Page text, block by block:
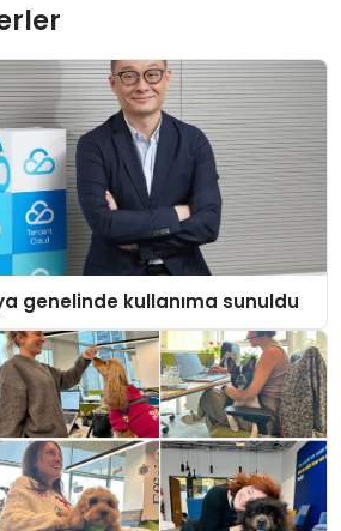
genelinde kullanıma sunuldu